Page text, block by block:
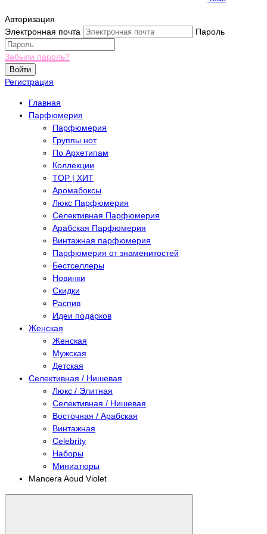
Авторизация
Электронная почта
Пароль
Забыли пароль?
Войти
Регистрация
Главная
Парфюмерия
Парфюмерия
Группы нот
По Архетипам
Коллекции
TOP | ХИТ
Аромабоксы
Люкс Парфюмерия
Селективная Парфюмерия
Арабская Парфюмерия
Винтажная парфюмерия
Парфюмерия от знаменитостей
Бестселлеры
Новинки
Скидки
Распив
Идеи подарков
Женская
Женская
Мужская
Детская
Селективная / Нишевая
Люкс / Элитная
Селективная / Нишевая
Восточная / Арабская
Винтажная
Celebrity
Наборы
Миниатюры
Mancera Aoud Violet